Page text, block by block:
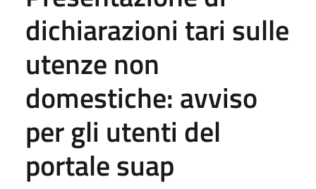
dichiarazioni tari sulle
utenze non
domestiche: avviso
per gli utenti del
portale suap